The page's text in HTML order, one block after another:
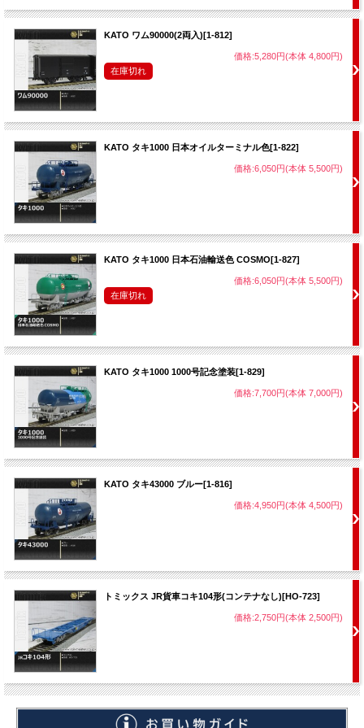
KATO ワム90000(2両入)[1-812]
価格:5,280円(本体 4,800円)
在庫切れ
KATO タキ1000 日本オイルターミナル色[1-822]
価格:6,050円(本体 5,500円)
KATO タキ1000 日本石油輸送色 COSMO[1-827]
価格:6,050円(本体 5,500円)
在庫切れ
KATO タキ1000 1000号記念塗装[1-829]
価格:7,700円(本体 7,000円)
KATO タキ43000 ブルー[1-816]
価格:4,950円(本体 4,500円)
トミックス JR貨車コキ104形(コンテナなし)[HO-723]
価格:2,750円(本体 2,500円)